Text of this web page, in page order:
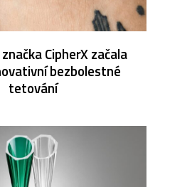
CipherX začala
bezbolestné
tetování